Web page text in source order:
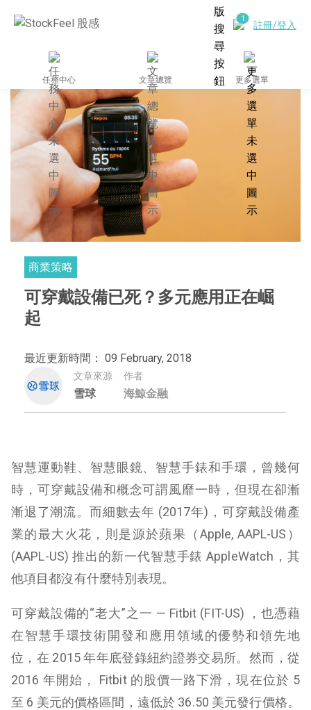
註冊/登入
任務中心 文章總覽 更多選單
商業策略
可穿戴設備已死？多元應用正在崛
起
最近更新時間： 09 February, 2018
文章來源
雪球
作者
海鯨金融
智慧運動鞋、智慧眼鏡、智慧手錶和手環，曾幾何
時，可穿戴設備和概念可謂風靡一時，但現在卻漸
漸退了潮流。而細數去年 (2017年)，可穿戴設備產
業的最大火花，則是源於蘋果（Apple, AAPL-US）
(AAPL-US) 推出的新一代智慧手錶 AppleWatch，其
他項目都沒有什麼特別表現。
可穿戴設備的“老大”之一 — Fitbit (FIT-US) ，也憑藉
在智慧手環技術開發和應用領域的優勢和領先地
位，在 2015 年年底登錄紐約證券交易所。然而，從
2016 年開始， Fitbit 的股價一路下滑，現在位於 5
至 6 美元的價格區間，遠低於 36.50 美元發行價格。